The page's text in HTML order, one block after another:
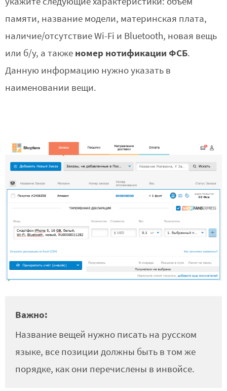
памяти, название модели, материнская плата,
наличие/отсутствие Wi-Fi и Bluetooth, новая вещь
или б/у, а также номер нотификации ФСБ.
Данную информацию нужно указать в
наименовании вещи.
Важно:
Название вещей нужно писать на русском
языке, все позиции должны быть в том же
порядке, как они перечислены в инвойсе.